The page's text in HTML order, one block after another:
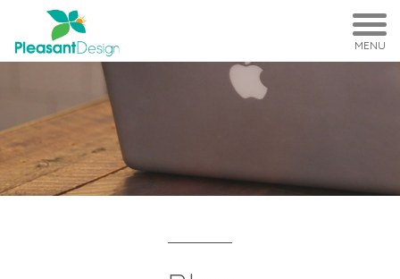
MENU